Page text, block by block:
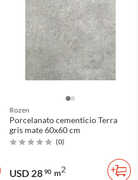
Rozen
Porcelanato cementicio Terra
gris mate 60x60 cm
(0)
USD 2890 m2